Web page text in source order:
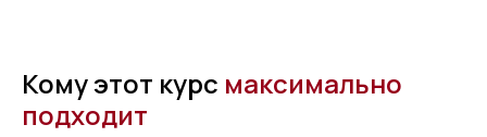
Кому этот курс максимально
подходит